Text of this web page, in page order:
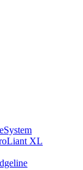
XL